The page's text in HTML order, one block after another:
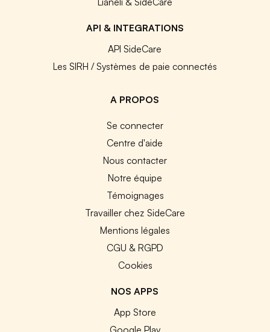
API & INTEGRATIONS
API SideCare
Les SIRH / Systèmes de paie connectés
A PROPOS
Se connecter
Centre d'aide
Nous contacter
Notre équipe
Témoignages
Travailler chez SideCare
Mentions légales
CGU & RGPD
Cookies
NOS APPS
App Store
Google Play